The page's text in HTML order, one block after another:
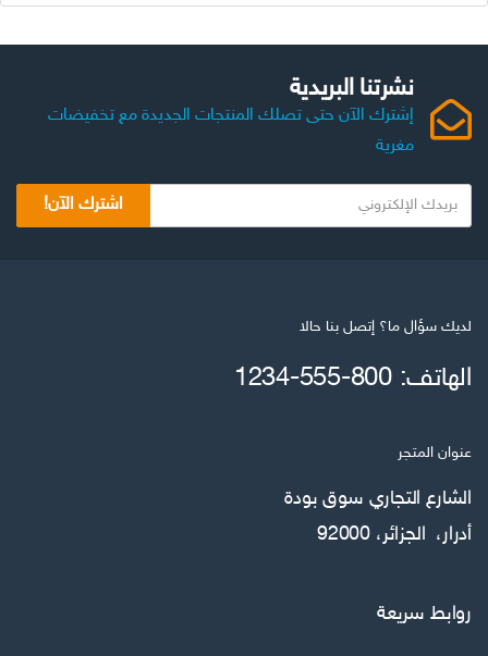
نشرتنا البريدية
إشترك الآن حتى تصلك المنتجات الجديدة مع تخفيضات
مغرية
اشترك الآن!
لديك سؤال ما؟ إتصل بنا حالا
الهاتف: 800-555-1234
عنوان المتجر
الشارع التجاري سوق بودة
أدرار، الجزائر، 92000
روابط سريعة